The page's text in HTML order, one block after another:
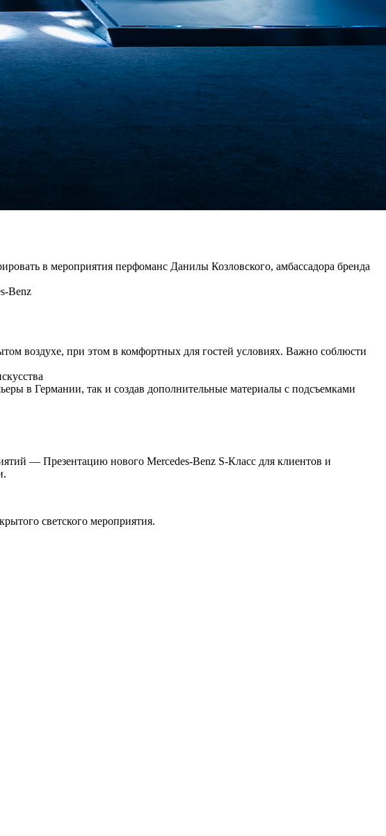
в мероприятия перфоманс Данилы Козловского, амбассадора бренда
Benz
воздухе, при этом в комфортных для гостей условиях. Важно соблюсти
в Германии, так и создав дополнительные материалы с подсъемками
— Презентацию нового Mercedes-Benz S-Класс для клиентов и
светского мероприятия.